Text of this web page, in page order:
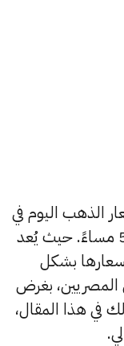
الذهب اليوم في
مصر الأربعاء 10 ديسمبر الساعة 5:10 مساءً. حيث يُعد
بشكل
المصريين، بغرض
في هذا المقال،